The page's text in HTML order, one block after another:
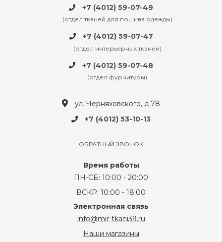
+7 (4012) 59-07-49
(отдел тканей для пошива одежды)
+7 (4012) 59-07-47
(отдел интерьерных тканей)
+7 (4012) 59-07-48
(отдел фурнитуры)
ул. Черняховского, д.78
+7 (4012) 53-10-13
ОБРАТНЫЙ ЗВОНОК
Время работы
ПН-СБ: 10:00 - 20:00
ВСКР: 10:00 - 18:00
Электронная связь
info@mir-tkani39.ru
Наши магазины